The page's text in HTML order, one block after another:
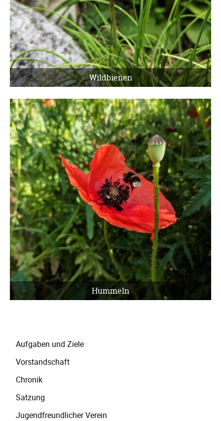
Wildbienen
Hummeln
überspringen
Aufgaben und Ziele
Vorstandschaft
Chronik
Satzung
Jugendfreundlicher Verein